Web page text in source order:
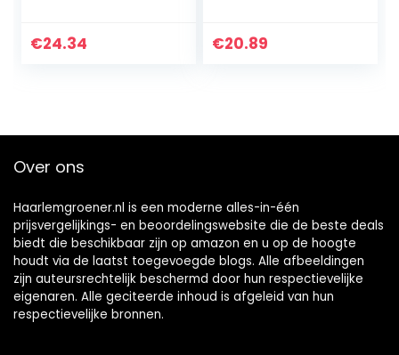
€24.34
Binnen 1 uur
€20.89
Over ons
Haarlemgroener.nl is een moderne alles-in-één
prijsvergelijkings- en beoordelingswebsite die de beste deals
biedt die beschikbaar zijn op amazon en u op de hoogte
houdt via de laatst toegevoegde blogs. Alle afbeeldingen
zijn auteursrechtelijk beschermd door hun respectievelijke
eigenaren. Alle geciteerde inhoud is afgeleid van hun
respectievelijke bronnen.